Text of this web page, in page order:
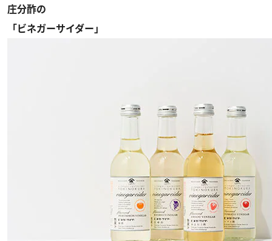
庄分酢の
「ビネガーサイダー」